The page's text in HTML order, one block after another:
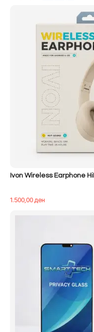
është:
400,00
Ivon Wireless Earphone
1.500,00ден